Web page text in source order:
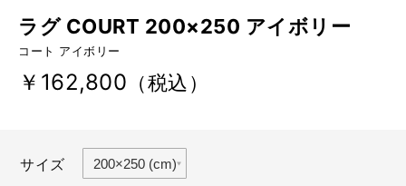
ラグ COURT 200×250 アイボリー
コート アイボリー
￥162,800 （税込）
サイズ